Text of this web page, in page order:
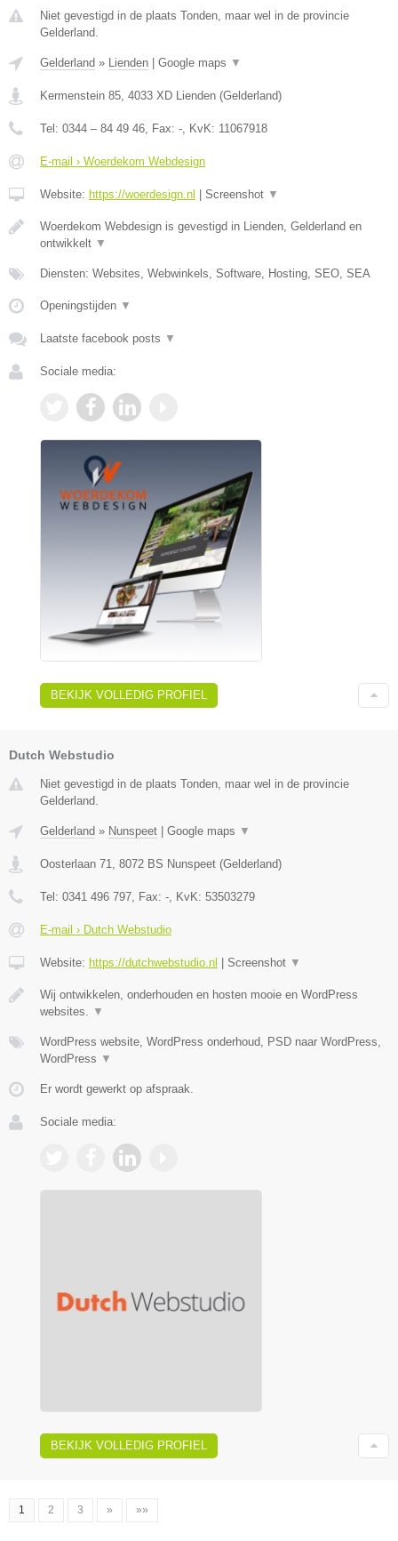
Niet gevestigd in de plaats Tonden, maar wel in de provincie
Gelderland.
Gelderland » Lienden Google maps ▼
Kermenstein 85, 4033 XD Lienden (Gelderland)
Tel: 0344 – 84 49 46, Fax: -, KvK: 11067918
E-mail › Woerdekom Webdesign
Website: https://woerdesign.nl Screenshot ▼
Woerdekom Webdesign is gevestigd in Lienden, Gelderland en
ontwikkelt ▼
Diensten: Websites, Webwinkels, Software, Hosting, SEO, SEA
Openingstijden ▼
Laatste facebook posts ▼
Sociale media:
BEKIJK VOLLEDIG PROFIEL
Dutch Webstudio
Niet gevestigd in de plaats Tonden, maar wel in de provincie
Gelderland.
Gelderland » Nunspeet Google maps ▼
Oosterlaan 71, 8072 BS Nunspeet (Gelderland)
Tel: 0341 496 797, Fax: -, KvK: 53503279
E-mail › Dutch Webstudio
Website: https://dutchwebstudio.nl Screenshot ▼
Wij ontwikkelen, onderhouden en hosten mooie en WordPress
websites. ▼
WordPress website, WordPress onderhoud, PSD naar WordPress,
WordPress ▼
Er wordt gewerkt op afspraak.
Sociale media:
BEKIJK VOLLEDIG PROFIEL
1 2 3 » »»